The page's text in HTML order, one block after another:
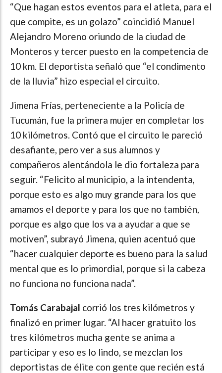
“Que hagan estos eventos para el atleta, para el
que compite, es un golazo” coincidió Manuel
Alejandro Moreno oriundo de la ciudad de
Monteros y tercer puesto en la competencia de
10 km. El deportista señaló que “el condimento
de la lluvia” hizo especial el circuito.
Jimena Frías, perteneciente a la Policía de
Tucumán, fue la primera mujer en completar los
10 kilómetros. Contó que el circuito le pareció
desafiante, pero ver a sus alumnos y
compañeros alentándola le dio fortaleza para
seguir. “Felicito al municipio, a la intendenta,
porque esto es algo muy grande para los que
amamos el deporte y para los que no también,
porque es algo que los va a ayudar a que se
motiven”, subrayó Jimena, quien acentuó que
“hacer cualquier deporte es bueno para la salud
mental que es lo primordial, porque si la cabeza
no funciona no funciona nada”.
Tomás Carabajal corrió los tres kilómetros y
finalizó en primer lugar. “Al hacer gratuito los
tres kilómetros mucha gente se anima a
participar y eso es lo lindo, se mezclan los
deportistas de élite con gente que recién está